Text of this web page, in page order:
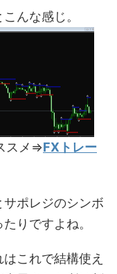
んな感じ。
スメ⇒FXトレー
ポレジのシンボ
りですよね。
これで結構使え